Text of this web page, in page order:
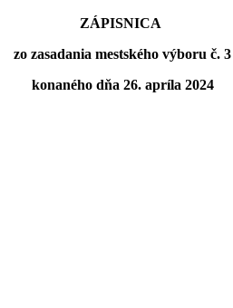
ZÁPISNICA
zo zasadania mestského výboru č. 3
konaného dňa 26. apríla 2024